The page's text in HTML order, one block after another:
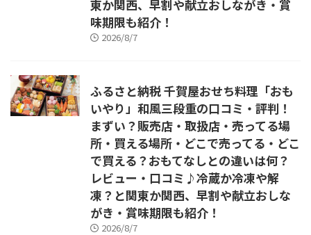
東か関西、早割や献立おしながき・賞
味期限も紹介！
2026/8/7
ふるさと納税 千賀屋おせち料理「おも
いやり」和風三段重の口コミ・評判！
まずい？販売店・取扱店・売ってる場
所・買える場所・どこで売ってる・どこ
で買える？おもてなしとの違いは何？
レビュー・口コミ♪冷蔵か冷凍や解
凍？と関東か関西、早割や献立おしな
がき・賞味期限も紹介！
2026/8/7